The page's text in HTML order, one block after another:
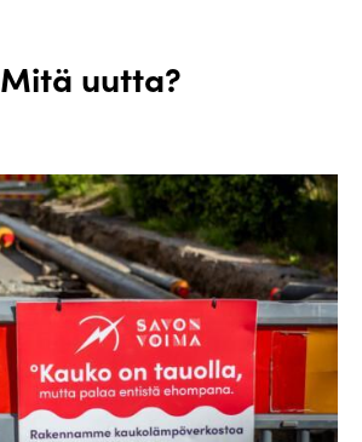
Mitä uutta?